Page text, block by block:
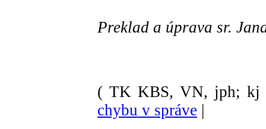
Preklad a úprava sr.
( TK KBS, VN, jph; kj
chybu v správe |